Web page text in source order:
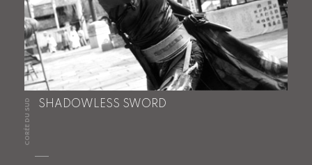
CORÉE DU SUD SHADOWLESS SWORD